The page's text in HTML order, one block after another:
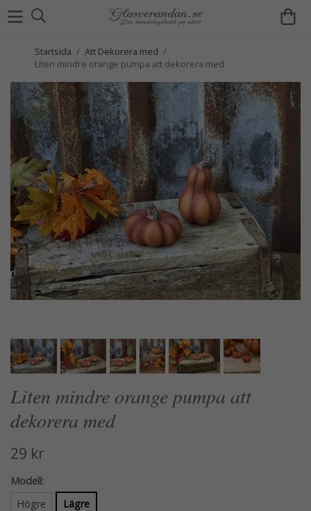
Startsida / Att Dekorera med /
Liten mindre orange pumpa att dekorera med
Liten mindre orange pumpa att
dekorera med
29 kr
Modell:
Högre
Lägre